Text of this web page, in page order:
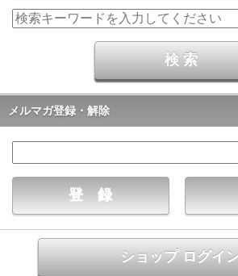
メルマガ登録・解除
ショップ ログイ